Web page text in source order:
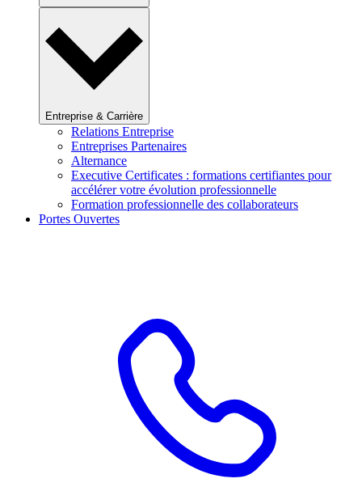
Entreprise & Carrière
Relations Entreprise
Entreprises Partenaires
Alternance
Executive Certificates : formations certifiantes pour
accélérer votre évolution professionnelle
Formation professionnelle des collaborateurs
Portes Ouvertes